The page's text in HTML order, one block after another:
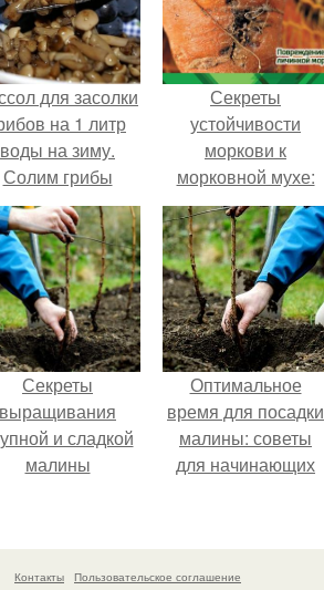
для засолки
на 1 литр
воды на зиму.
Солим грибы
способом в
рассоле
Секреты
устойчивости
моркови к
морковной мухе:
как защитить
урожай
Секреты
выращивания
и сладкой
малины
Оптимальное
время для посадки
малины: советы
для начинающих
Контакты Пользовательское соглашение